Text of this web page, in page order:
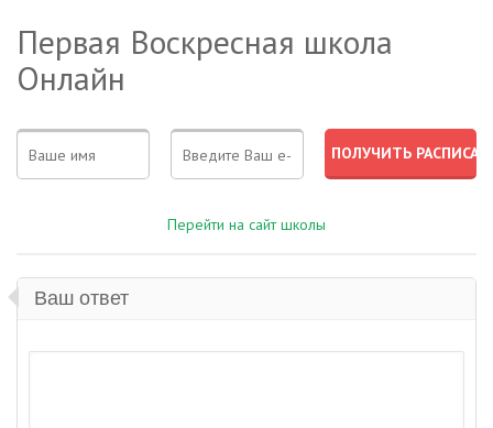
Первая Воскресная школа
Онлайн
Перейти на сайт школы
Ваш ответ